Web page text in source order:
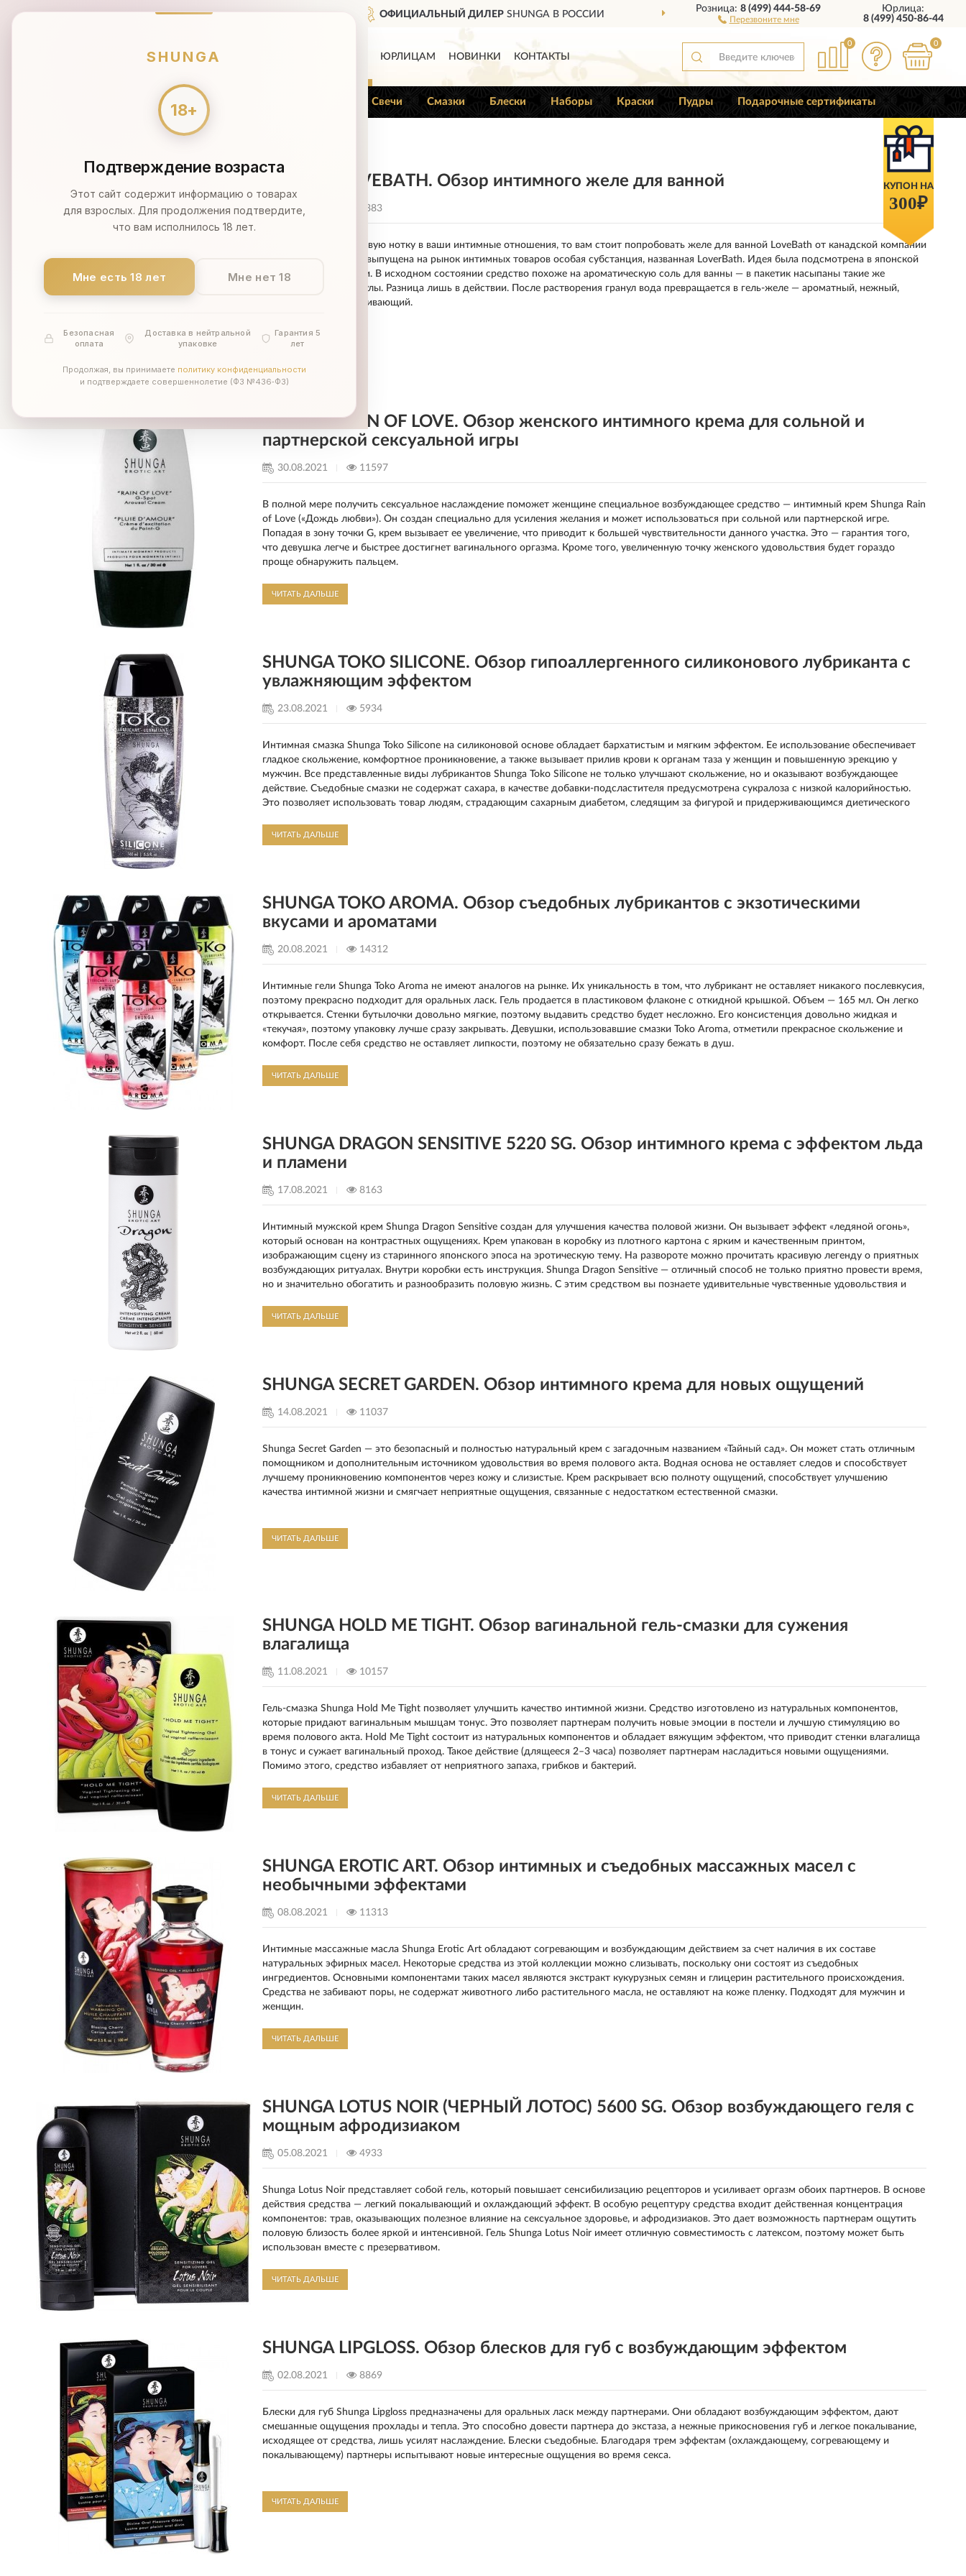
SHUNGA
Подтверждение возраста
Этот сайт содержит информацию о товарах
для взрослых. Для продолжения подтвердите,
что вам исполнилось 18 лет.
Мне есть 18 лет Мне нет 18
Безопасная
оплата
Доставка в нейтральной
упаковке
Гарантия 5
лет
Продолжая, вы принимаете политику конфиденциальности
и подтверждаете совершеннолетие (ФЗ №436‑ФЗ)
ПН-ВС 9:00-21:00 МОСКВА
ОФИЦИАЛЬНЫЙ ДИЛЕРSHUNGA В РОССИИ ДОСТАВИМПО ВСЕЙ РОССИИ ПОЛНЫЙ
Розница:8 (499) 444-58-69
Перезвоните мне
Юрлица:
8 (499) 450-86-44
ЮРЛИЦАМ НОВИНКИ КОНТАКТЫ
0 0
🔥 Распродажа 🔥 Масла Свечи Смазки Блески Наборы Краски Пудры Подарочные сертификаты
КУПОН НА
300₽
SHUNGA LOVEBATH. Обзор интимного желе для ванной
02.03.2022 7383
Если хотите внести новую нотку в ваши интимные отношения, то вам стоит попробовать желе для ванной LoveBath от канадской компании
Sunga. Брендом была выпущена на рынок интимных товаров особая субстанция, названная LoverBath. Идея была подсмотрена в японской
эротической традиции. В исходном состоянии средство похоже на ароматическую соль для ванны — в пакетик насыпаны такие же
полупрозрачные гранулы. Разница лишь в действии. После растворения гранул вода превращается в гель-желе — ароматный, нежный,
щекочущий и обволакивающий.
ЧИТАТЬ ДАЛЬШЕ
SHUNGA RAIN OF LOVE. Обзор женского интимного крема для сольной и
партнерской сексуальной игры
30.08.2021 11597
В полной мере получить сексуальное наслаждение поможет женщине специальное возбуждающее средство — интимный крем Shunga Rain
of Love («Дождь любви»). Он создан специально для усиления желания и может использоваться при сольной или партнерской игре.
Попадая в зону точки G, крем вызывает ее увеличение, что приводит к большей чувствительности данного участка. Это — гарантия того,
что девушка легче и быстрее достигнет вагинального оргазма. Кроме того, увеличенную точку женского удовольствия будет гораздо
проще обнаружить пальцем.
ЧИТАТЬ ДАЛЬШЕ
SHUNGA TOKO SILICONE. Обзор гипоаллергенного силиконового лубриканта с
увлажняющим эффектом
23.08.2021 5934
Интимная смазка Shunga Toko Silicone на силиконовой основе обладает бархатистым и мягким эффектом. Ее использование обеспечивает
гладкое скольжение, комфортное проникновение, а также вызывает прилив крови к органам таза у женщин и повышенную эрекцию у
мужчин. Все представленные виды лубрикантов Shunga Toko Silicone не только улучшают скольжение, но и оказывают возбуждающее
действие. Съедобные смазки не содержат сахара, в качестве добавки-подсластителя предусмотрена сукралоза с низкой калорийностью.
Это позволяет использовать товар людям, страдающим сахарным диабетом, следящим за фигурой и придерживающимся диетического
ЧИТАТЬ ДАЛЬШЕ
SHUNGA TOKO AROMA. Обзор съедобных лубрикантов с экзотическими
вкусами и ароматами
20.08.2021 14312
Интимные гели Shunga Toko Aroma не имеют аналогов на рынке. Их уникальность в том, что лубрикант не оставляет никакого послевкусия,
поэтому прекрасно подходит для оральных ласк. Гель продается в пластиковом флаконе с откидной крышкой. Объем — 165 мл. Он легко
открывается. Стенки бутылочки довольно мягкие, поэтому выдавить средство будет несложно. Его консистенция довольно жидкая и
«текучая», поэтому упаковку лучше сразу закрывать. Девушки, использовавшие смазки Toko Aroma, отметили прекрасное скольжение и
комфорт. После себя средство не оставляет липкости, поэтому не обязательно сразу бежать в душ.
ЧИТАТЬ ДАЛЬШЕ
SHUNGA DRAGON SENSITIVE 5220 SG. Обзор интимного крема с эффектом льда
и пламени
17.08.2021 8163
Интимный мужской крем Shunga Dragon Sensitive создан для улучшения качества половой жизни. Он вызывает эффект «ледяной огонь»,
который основан на контрастных ощущениях. Крем упакован в коробку из плотного картона с ярким и качественным принтом,
изображающим сцену из старинного японского эпоса на эротическую тему. На развороте можно прочитать красивую легенду о приятных
возбуждающих ритуалах. Внутри коробки есть инструкция. Shunga Dragon Sensitive — отличный способ не только приятно провести время,
но и значительно обогатить и разнообразить половую жизнь. С этим средством вы познаете удивительные чувственные удовольствия и
ЧИТАТЬ ДАЛЬШЕ
SHUNGA SECRET GARDEN. Обзор интимного крема для новых ощущений
14.08.2021 11037
Shunga Secret Garden — это безопасный и полностью натуральный крем с загадочным названием «Тайный сад». Он может стать отличным
помощником и дополнительным источником удовольствия во время полового акта. Водная основа не оставляет следов и способствует
лучшему проникновению компонентов через кожу и слизистые. Крем раскрывает всю полноту ощущений, способствует улучшению
качества интимной жизни и смягчает неприятные ощущения, связанные с недостатком естественной смазки.
ЧИТАТЬ ДАЛЬШЕ
SHUNGA HOLD ME TIGHT. Обзор вагинальной гель-смазки для сужения
влагалища
11.08.2021 10157
Гель-смазка Shunga Hold Me Tight позволяет улучшить качество интимной жизни. Средство изготовлено из натуральных компонентов,
которые придают вагинальным мышцам тонус. Это позволяет партнерам получить новые эмоции в постели и лучшую стимуляцию во
время полового акта. Hold Me Tight состоит из натуральных компонентов и обладает вяжущим эффектом, что приводит стенки влагалища
в тонус и сужает вагинальный проход. Такое действие (длящееся 2–3 часа) позволяет партнерам насладиться новыми ощущениями.
Помимо этого, средство избавляет от неприятного запаха, грибков и бактерий.
ЧИТАТЬ ДАЛЬШЕ
SHUNGA EROTIC ART. Обзор интимных и съедобных массажных масел с
необычными эффектами
08.08.2021 11313
Интимные массажные масла Shunga Erotic Art обладают согревающим и возбуждающим действием за счет наличия в их составе
натуральных эфирных масел. Некоторые средства из этой коллекции можно слизывать, поскольку они состоят из съедобных
ингредиентов. Основными компонентами таких масел являются экстракт кукурузных семян и глицерин растительного происхождения.
Средства не забивают поры, не содержат животного либо растительного масла, не оставляют на коже пленку. Подходят для мужчин и
женщин.
ЧИТАТЬ ДАЛЬШЕ
SHUNGA LOTUS NOIR (ЧЕРНЫЙ ЛОТОС) 5600 SG. Обзор возбуждающего геля с
мощным афродизиаком
05.08.2021 4933
Shunga Lotus Noir представляет собой гель, который повышает сенсибилизацию рецепторов и усиливает оргазм обоих партнеров. В основе
действия средства — легкий покалывающий и охлаждающий эффект. В особую рецептуру средства входит действенная концентрация
компонентов: трав, оказывающих полезное влияние на сексуальное здоровье, и афродизиаков. Это дает возможность партнерам ощутить
половую близость более яркой и интенсивной. Гель Shunga Lotus Noir имеет отличную совместимость с латексом, поэтому может быть
использован вместе с презервативом.
ЧИТАТЬ ДАЛЬШЕ
SHUNGA LIPGLOSS. Обзор блесков для губ с возбуждающим эффектом
02.08.2021 8869
Блески для губ Shunga Lipgloss предназначены для оральных ласк между партнерами. Они обладают возбуждающим эффектом, дают
смешанные ощущения прохлады и тепла. Это способно довести партнера до экстаза, а нежные прикосновения губ и легкое покалывание,
исходящее от средства, лишь усилят наслаждение. Блески съедобные. Благодаря трем эффектам (охлаждающему, согревающему и
покалывающему) партнеры испытывают новые интересные ощущения во время секса.
ЧИТАТЬ ДАЛЬШЕ